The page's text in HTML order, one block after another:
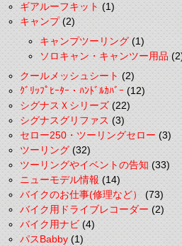
ギアルーフキット(1)
キャンプ(2)
キャンプツーリング(1)
ソロキャン・キャンツー用品
クールメッシュシート(2)
ｸﾞﾘｯﾌﾟﾋｰﾀｰ・ﾊﾝﾄﾞﾙｶﾊﾞｰ(12)
シグナスＸシリーズ(22)
シグナスグリファス(3)
セロー250・ツーリングセロー(3)
ツーリング(32)
ツーリングやイベントの告知(33)
ニューモデル情報(14)
バイクのお仕事(修理など）(73)
バイク用ドライブレコーダー(2)
バイク用ナビ(4)
パスBabby(1)